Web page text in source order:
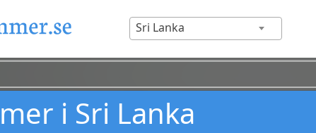
Sri Lanka
i Sri Lanka